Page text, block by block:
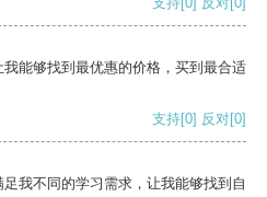
能够找到最优惠的价格，买到最合适
支持[0] 反对[0]
我不同的学习需求，让我能够找到自